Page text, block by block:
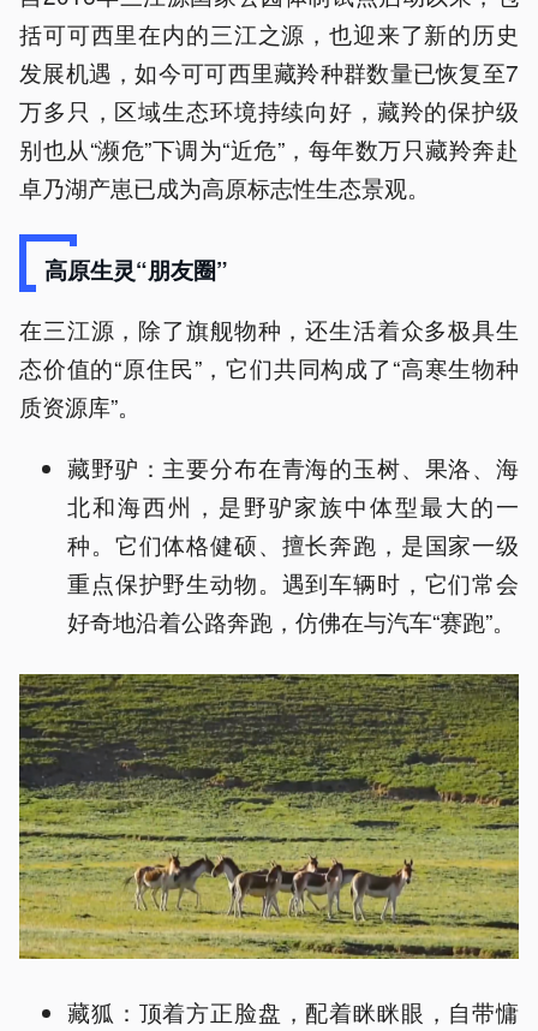
括可可西里在内的三江之源，也迎来了新的历史
发展机遇，如今可可西里藏羚种群数量已恢复至7
万多只，区域生态环境持续向好，藏羚的保护级
别也从“濒危”下调为“近危”，每年数万只藏羚奔赴
卓乃湖产崽已成为高原标志性生态景观。
高原生灵“朋友圈”
在三江源，除了旗舰物种，还生活着众多极具生
态价值的“原住民”，它们共同构成了“高寒生物种
质资源库”。
藏野驴：主要分布在青海的玉树、果洛、海
北和海西州，是野驴家族中体型最大的一
种。它们体格健硕、擅长奔跑，是国家一级
重点保护野生动物。遇到车辆时，它们常会
好奇地沿着公路奔跑，仿佛在与汽车“赛跑”。
藏狐：顶着方正脸盘，配着眯眯眼，自带慵